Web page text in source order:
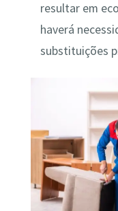
resultar em
haverá
substituições